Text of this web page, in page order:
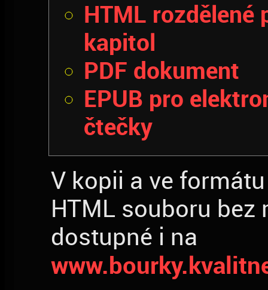
HTML rozdělené
kapitol
PDF dokument
EPUB pro
čtečky
V kopii a ve
HTML souboru bez
dostupné i na